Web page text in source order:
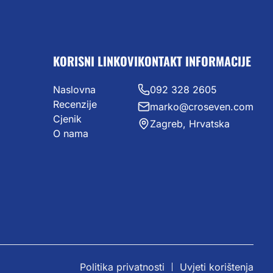
KORISNI LINKOVI
Naslovna
Recenzije
Cjenik
O nama
KONTAKT INFORMACIJE
092 328 2605
marko@croseven.com
Zagreb, Hrvatska
Politika privatnosti Uvjeti korištenja